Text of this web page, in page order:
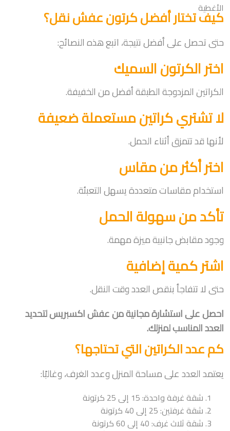
الأغطية
كيف تختار أفضل كرتون عفش نقل؟
حتى تحصل على أفضل نتيجة، اتبع هذه النصائح:
اختر الكرتون السميك
الكراتين المزدوجة الطبقة أفضل من الخفيفة.
لا تشتري كراتين مستعملة ضعيفة
لأنها قد تتمزق أثناء الحمل.
اختر أكثر من مقاس
استخدام مقاسات متعددة يسهل التعبئة.
تأكد من سهولة الحمل
وجود مقابض جانبية ميزة مهمة.
اشتر كمية إضافية
حتى لا تتفاجأ بنقص العدد وقت النقل.
احصل على استشارة مجانية من عفش اكسبريس لتحديد
العدد المناسب لمنزلك.
كم عدد الكراتين التي تحتاجها؟
يعتمد العدد على مساحة المنزل وعدد الغرف، وغالبًا:
شقة غرفة واحدة: 15 إلى 25 كرتونة
شقة غرفتين: 25 إلى 40 كرتونة
شقة ثلاث غرف: 40 إلى 60 كرتونة